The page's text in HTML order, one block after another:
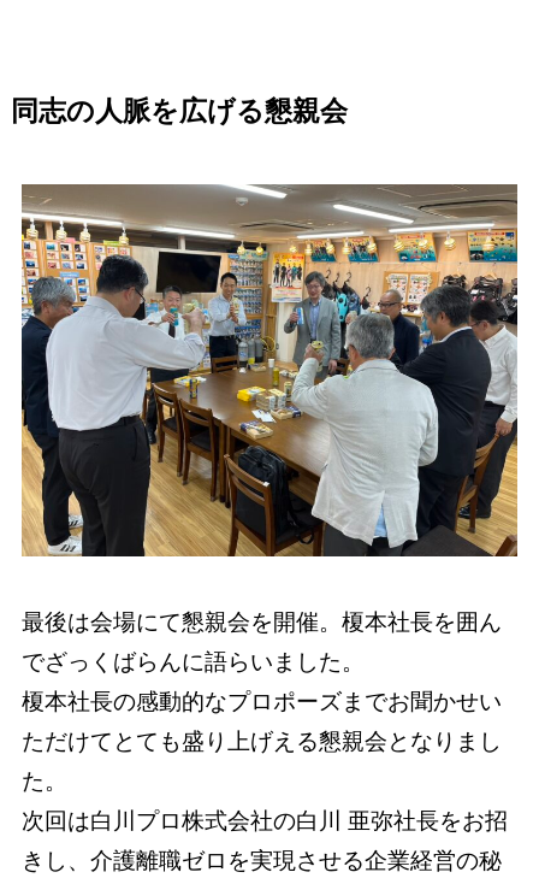
同志の人脈を広げる懇親会
最後は会場にて懇親会を開催。榎本社長を囲ん
でざっくばらんに語らいました。
榎本社長の感動的なプロポーズまでお聞かせい
ただけてとても盛り上げえる懇親会となりまし
た。
次回は白川プロ株式会社の白川 亜弥社長をお招
きし、介護離職ゼロを実現させる企業経営の秘